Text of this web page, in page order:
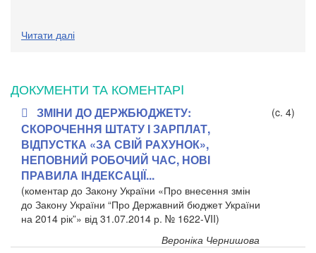
Читати далі
ДОКУМЕНТИ ТА КОМЕНТАРI
ЗМІНИ ДО ДЕРЖБЮДЖЕТУ:
СКОРОЧЕННЯ ШТАТУ І ЗАРПЛАТ,
ВІДПУСТКА «ЗА СВІЙ РАХУНОК»,
НЕПОВНИЙ РОБОЧИЙ ЧАС, НОВІ
ПРАВИЛА ІНДЕКСАЦІЇ...
(c. 4)
(коментар до Закону України «Про внесення змін
до Закону України “Про Державний бюджет України
на 2014 рік”» від 31.07.2014 р. № 1622-VII)
Вероніка Чернишова